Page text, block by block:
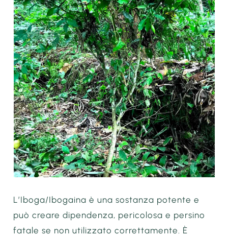
L’Iboga/Ibogaina è una sostanza potente e
può creare dipendenza, pericolosa e persino
fatale se non utilizzato correttamente. È